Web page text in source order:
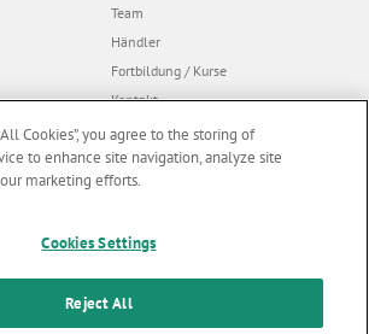
Team
Händler
Fortbildung / Kurse
Kontakt
Dealer portal
Alle Rechte vorbehalten |
latest news & updates
Cookies”, you agree to the storing of
to enhance site navigation, analyze site
marketing efforts.
Cookies Settings
Reject All